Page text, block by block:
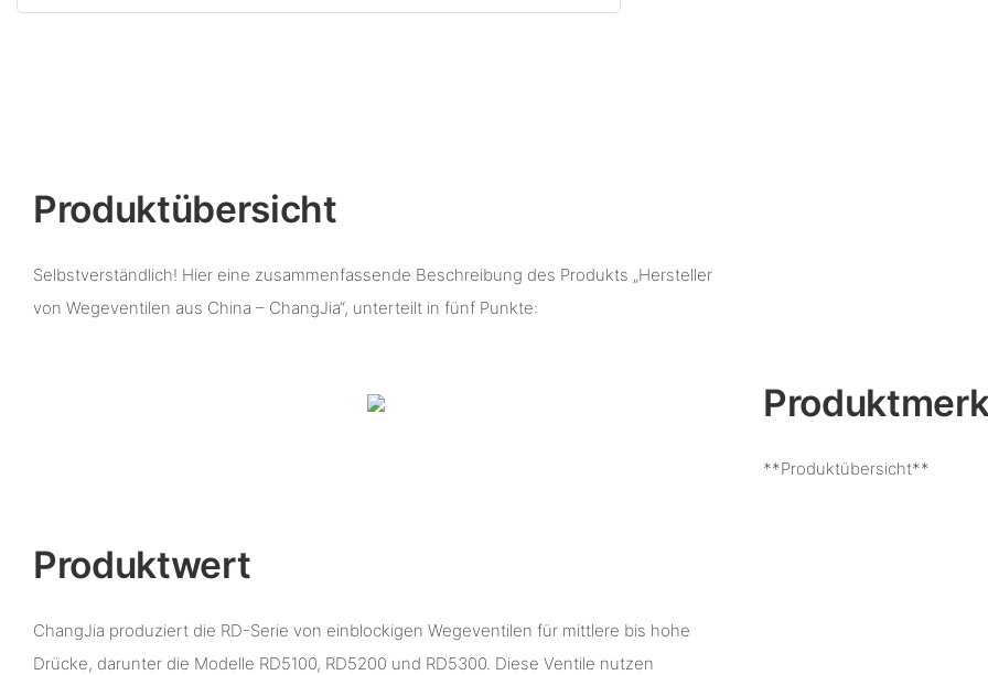
Produktübersicht
Selbstverständlich! Hier eine zusammenfassende Beschreibung des Produkts „Hersteller
von Wegeventilen aus China – ChangJia“, unterteilt in fünf Punkte:
**Produktübersicht**
Produktwert
ChangJia produziert die RD-Serie von einblockigen Wegeventilen für mittlere bis hohe
Drücke, darunter die Modelle RD5100, RD5200 und RD5300. Diese Ventile nutzen